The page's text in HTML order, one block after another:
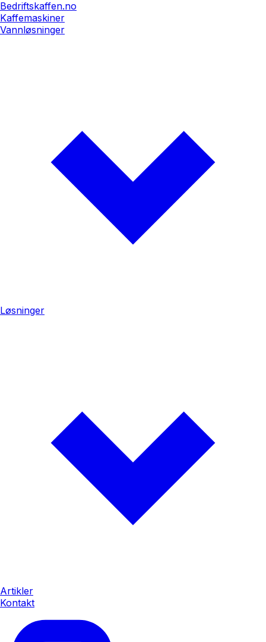
Bedriftskaffen.no
Kaffemaskiner
Vannløsninger
Løsninger
Artikler
Kontakt